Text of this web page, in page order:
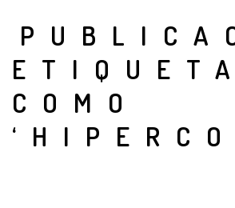
COMO